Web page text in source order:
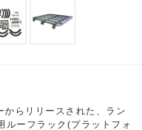
からリリースされた、ラン
ルーフラック(プラットフォ